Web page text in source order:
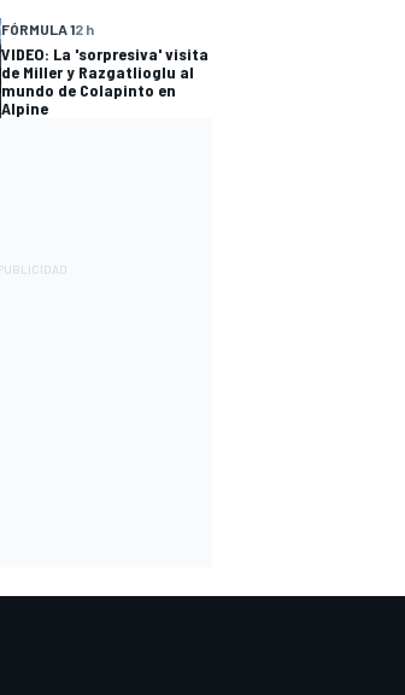
FÓRMULA 12 h
VIDEO: La 'sorpresiva' visita
de Miller y Razgatlioglu al
mundo de Colapinto en
Alpine